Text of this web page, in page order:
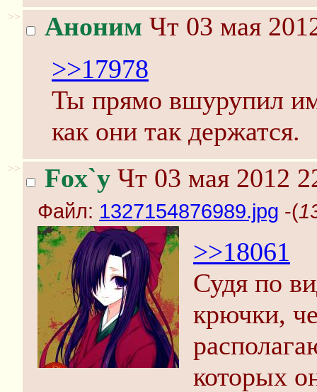
>> Аноним Чт 03 мая
>>17978
Ты прямо вшурупил
как они так держатся.
>> Fox`y Чт 03 мая 2012
Файл: 1327154876989.jpg -(
>>18061
Судя по
крючки,
которых